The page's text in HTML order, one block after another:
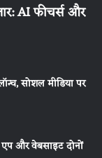
AI फीचर्स और
सोशल मीडिया पर
और वेबसाइट दोनों